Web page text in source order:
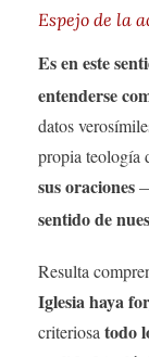
Espejo de la
Es en este
entenderse
datos
propia teología
sus oraciones
sentido de
Resulta
Iglesia haya
criteriosatodo